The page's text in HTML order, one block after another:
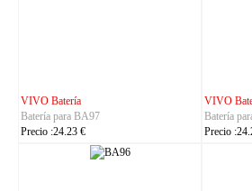
Batería para Titan-P13000